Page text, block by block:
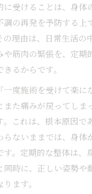
に
施術後のストレッチが
理由
で学ぶ運動やセルフケア
と身体メンテナンスで疲
法
活用で生活リズムを整
る整体選びで安心の健
できる整体院の選び方
院選びで重視すべき口
に受けることは、身体
調の再発を予防する上
の理由は、日常生活の
や筋肉の緊張を、定期
るからです。
一度施術を受けて楽に
また痛みが戻ってしま
。これは、根本原因で
らないままでは、身体
す。定期的な整体は、
同時に、正しい姿勢や
ます。